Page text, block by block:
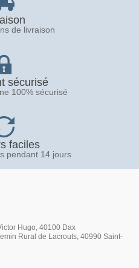
de livraison
sécurisé
100% sécurisé
faciles
pendant 14 jours
Hugo, 40100 Dax
Rural de Lacrouts, 40990 Saint-